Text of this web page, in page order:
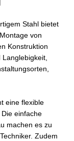
Stahl bietet
von
Konstruktion
eine flexible
einfache
machen es zu
Zudem